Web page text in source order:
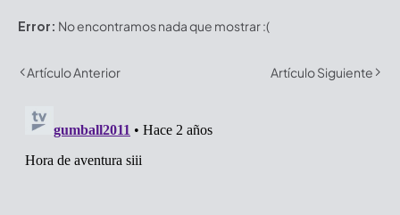
Error: No encontramos nada que mostrar :(
Artículo Anterior Artículo Siguiente